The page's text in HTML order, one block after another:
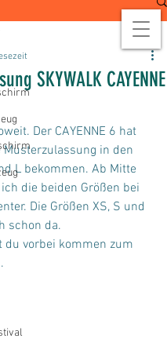
SKYWALK CAYENNE
Der CAYENNE 6 hat
in den
L bekommen. Ab Mitte
die beiden Größen bei
Die Größen XS, S und
schon da.
du vorbei kommen zum